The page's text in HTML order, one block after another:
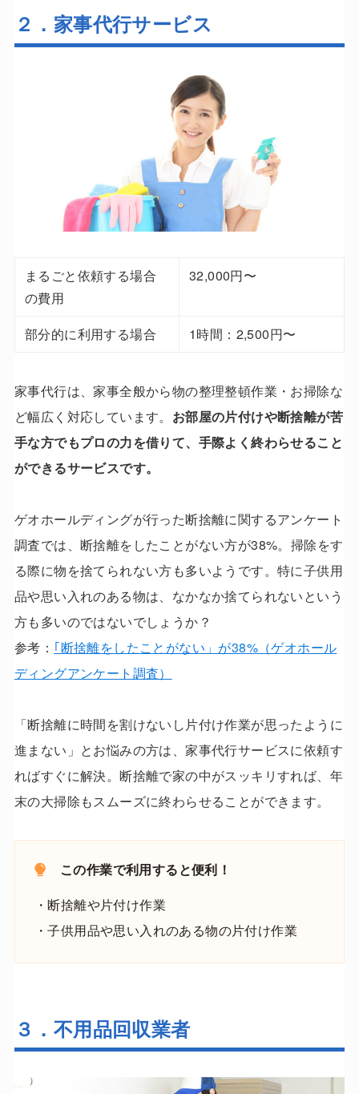
２．家事代行サービス
まるごと依頼する場合
の費用
32,000円〜
部分的に利用する場合 1時間：2,500円〜
家事代行は、家事全般から物の整理整頓作業・お掃除な
ど幅広く対応しています。 お部屋の片付けや断捨離が苦
手な方でもプロの力を借りて、手際よく終わらせること
ができるサービスです。
ゲオホールディングが行った断捨離に関するアンケート
調査では、断捨離をしたことがない方が38%。掃除をす
る際に物を捨てられない方も多いようです。特に子供用
品や思い入れのある物は、なかなか捨てられないという
方も多いのではないでしょうか？
参考： ｢断捨離をしたことがない」が38%（ゲオホール
ディングアンケート調査）
「断捨離に時間を割けないし片付け作業が思ったように
進まない」とお悩みの方は、家事代行サービスに依頼す
ればすぐに解決。断捨離で家の中がスッキリすれば、年
末の大掃除もスムーズに終わらせることができます。
この作業で利用すると便利！
・断捨離や片付け作業
・子供用品や思い入れのある物の片付け作業
３．不用品回収業者